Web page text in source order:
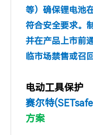
等）确保锂电池
符合安全要求。
并在产品上市前
临市场禁售或召
电动工具保护
赛尔特
方案